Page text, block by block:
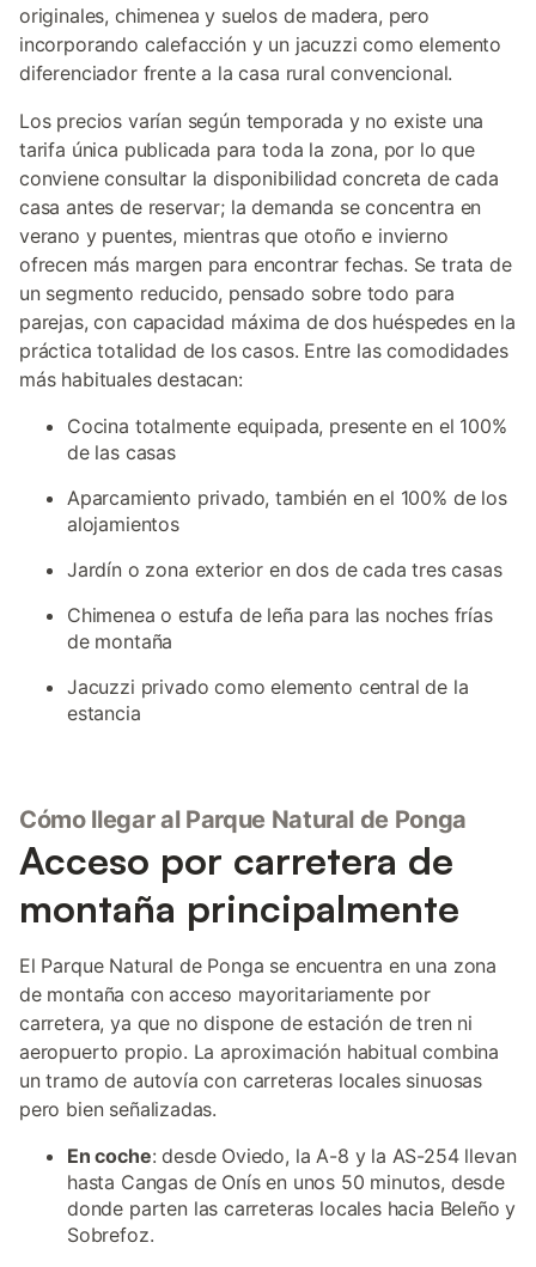
originales, chimenea y suelos de madera, pero
incorporando calefacción y un jacuzzi como elemento
diferenciador frente a la casa rural convencional.
Los precios varían según temporada y no existe una
tarifa única publicada para toda la zona, por lo que
conviene consultar la disponibilidad concreta de cada
casa antes de reservar; la demanda se concentra en
verano y puentes, mientras que otoño e invierno
ofrecen más margen para encontrar fechas. Se trata de
un segmento reducido, pensado sobre todo para
parejas, con capacidad máxima de dos huéspedes en la
práctica totalidad de los casos. Entre las comodidades
más habituales destacan:
Cocina totalmente equipada, presente en el 100%
de las casas
Aparcamiento privado, también en el 100% de los
alojamientos
Jardín o zona exterior en dos de cada tres casas
Chimenea o estufa de leña para las noches frías
de montaña
Jacuzzi privado como elemento central de la
estancia
Cómo llegar al Parque Natural de Ponga
Acceso por carretera de
montaña principalmente
El Parque Natural de Ponga se encuentra en una zona
de montaña con acceso mayoritariamente por
carretera, ya que no dispone de estación de tren ni
aeropuerto propio. La aproximación habitual combina
un tramo de autovía con carreteras locales sinuosas
pero bien señalizadas.
En coche: desde Oviedo, la A-8 y la AS-254 llevan
hasta Cangas de Onís en unos 50 minutos, desde
donde parten las carreteras locales hacia Beleño y
Sobrefoz.